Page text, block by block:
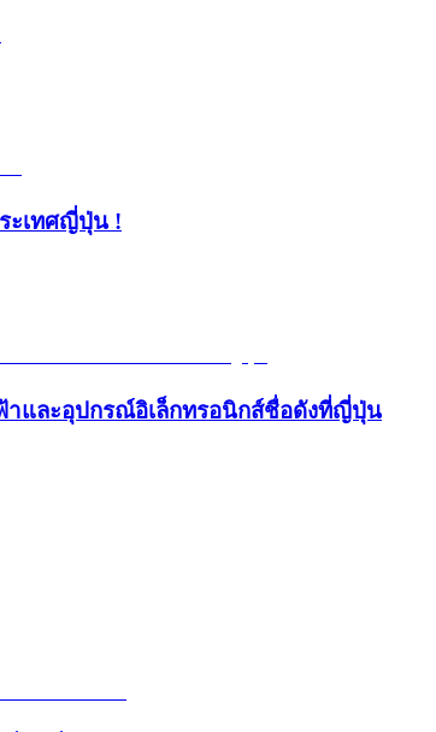
ะเทศญี่ปุ่น !
าและอุปกรณ์อิเล็กทรอนิกส์ชื่อดังที่ญี่ปุ่น